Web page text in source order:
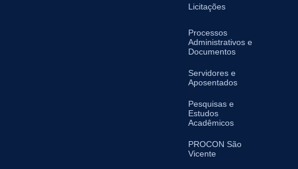
Licitações
Processos
Administrativos e
Documentos
Servidores e
Aposentados
Pesquisas e
Estudos
Acadêmicos
PROCON São
Vicente